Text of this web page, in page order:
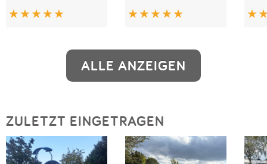
ALLE ANZEIGEN
ZULETZT EINGETRAGEN